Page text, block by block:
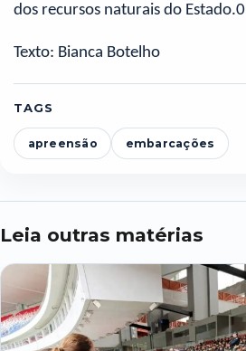
dos recursos naturais do Estado.0
Texto: Bianca Botelho
TAGS
apreensão embarcações
Leia outras matérias